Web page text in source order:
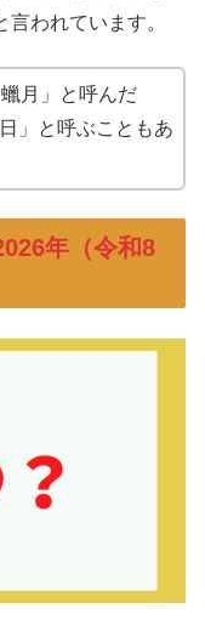
われています。
月」と呼んだ
」と呼ぶこともあ
年（令和8